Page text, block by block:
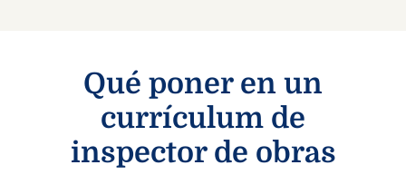
Qué poner en un
currículum de
inspector de obras